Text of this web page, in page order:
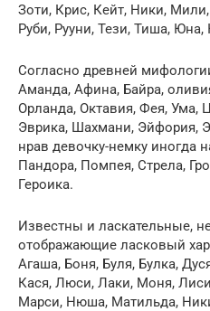
Зоти, Крис, Кейт, Ники,
Руби, Рууни, Тези, Тиша,
Согласно древней
Аманда, Афина, Байра,
Орланда, Октавия, Фея, Ума,
Эврика, Шахмани, Эйфория,
нрав девочку-немку иногда
Пандора, Помпея, Стрела,
Героика.
Известны и ласкательные,
отображающие ласковый
Агаша, Боня, Буля, Булка,
Кася, Люси, Лаки, Моня,
Марси, Нюша, Матильда,